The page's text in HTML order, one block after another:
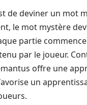
de deviner un mot
le mot mystère
partie
par le joueur.
offre une
un